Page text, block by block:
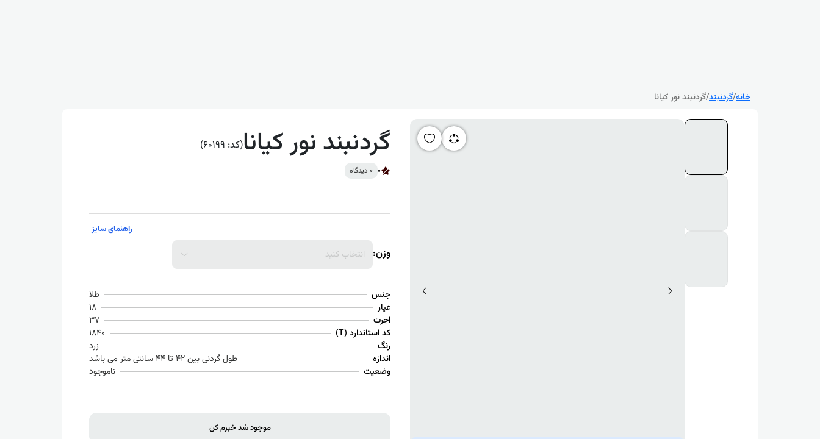
خانه/گردنبند/گردنبند نور کیانا
گردنبند نور کیانا(کد: 60199)
0 0 دیدگاه
راهنمای سایز
وزن: انتخاب کنید
جنس
طلا
عیار
18
اجرت
37
کد استاندارد (T)
1840
رنگ
زرد
اندازه
طول گردنی بین 42 تا 44 سانتی متر می باشد
وضعیت
ناموجود
موجود شد خبرم کن